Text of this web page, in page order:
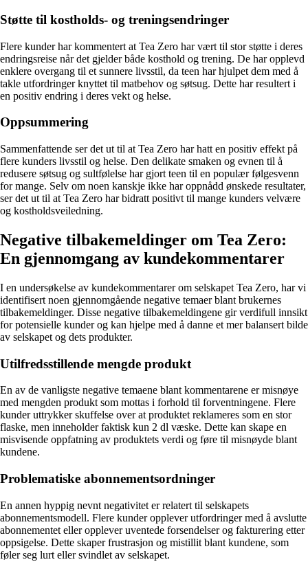
Støtte til kostholds- og treningsendringer
Flere kunder har kommentert at Tea Zero har vært til stor støtte i deres
endringsreise når det gjelder både kosthold og trening. De har opplevd
enklere overgang til et sunnere livsstil, da teen har hjulpet dem med å
takle utfordringer knyttet til matbehov og søtsug. Dette har resultert i
en positiv endring i deres vekt og helse.
Oppsummering
Sammenfattende ser det ut til at Tea Zero har hatt en positiv effekt på
flere kunders livsstil og helse. Den delikate smaken og evnen til å
redusere søtsug og sultfølelse har gjort teen til en populær følgesvenn
for mange. Selv om noen kanskje ikke har oppnådd ønskede resultater,
ser det ut til at Tea Zero har bidratt positivt til mange kunders velvære
og kostholdsveiledning.
Negative tilbakemeldinger om Tea Zero:
En gjennomgang av kundekommentarer
I en undersøkelse av kundekommentarer om selskapet Tea Zero, har vi
identifisert noen gjennomgående negative temaer blant brukernes
tilbakemeldinger. Disse negative tilbakemeldingene gir verdifull innsikt
for potensielle kunder og kan hjelpe med å danne et mer balansert bilde
av selskapet og dets produkter.
Utilfredsstillende mengde produkt
En av de vanligste negative temaene blant kommentarene er misnøye
med mengden produkt som mottas i forhold til forventningene. Flere
kunder uttrykker skuffelse over at produktet reklameres som en stor
flaske, men inneholder faktisk kun 2 dl væske. Dette kan skape en
misvisende oppfatning av produktets verdi og føre til misnøyde blant
kundene.
Problematiske abonnementsordninger
En annen hyppig nevnt negativitet er relatert til selskapets
abonnementsmodell. Flere kunder opplever utfordringer med å avslutte
abonnementet eller opplever uventede forsendelser og fakturering etter
oppsigelse. Dette skaper frustrasjon og mistillit blant kundene, som
føler seg lurt eller svindlet av selskapet.